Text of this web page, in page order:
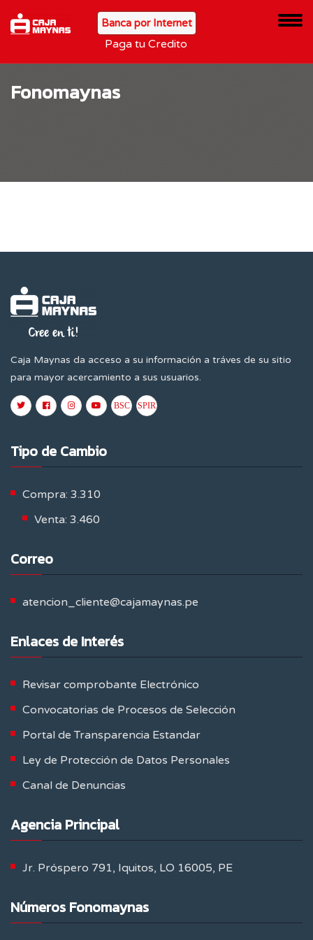
Banca por Internet
Paga tu Credito
Fonomaynas
Caja Maynas da acceso a su información a tráves de su sitio
para mayor acercamiento a sus usuarios.
Tipo de Cambio
Compra: 3.310
Venta: 3.460
Correo
atencion_cliente@cajamaynas.pe
Enlaces de Interés
Revisar comprobante Electrónico
Convocatorias de Procesos de Selección
Portal de Transparencia Estandar
Ley de Protección de Datos Personales
Canal de Denuncias
Agencia Principal
Jr. Próspero 791, Iquitos, LO 16005, PE
Números Fonomaynas